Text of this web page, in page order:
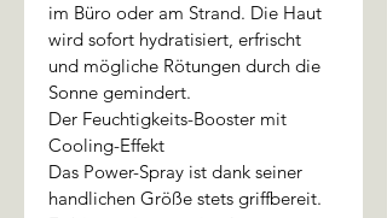
im Büro oder am Strand. Die Haut
wird sofort hydratisiert, erfrischt
und mögliche Rötungen durch die
Sonne gemindert.
Der Feuchtigkeits-Booster mit
Cooling-Effekt
Das Power-Spray ist dank seiner
handlichen Größe stets griffbereit.